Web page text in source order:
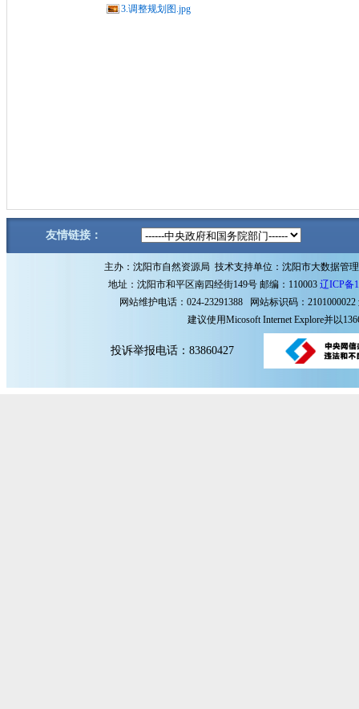
3.调整规划图.jpg
友情链接：
主办：沈阳市自然资源局 技术支持单位：沈阳市大数据管
地址：沈阳市和平区南四经街149号 邮编：110003 辽ICP备
网站维护电话：024-23291388 网站标识码：2101000022
建议使用Micosoft Internet Explore并以
投诉举报电话：83860427